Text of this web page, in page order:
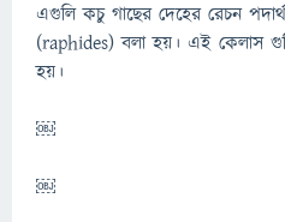
এগুলি কচু গাছের দেহের রেচন
(raphides) বলা হয়। এই কেলাস
হয়।
￼
￼